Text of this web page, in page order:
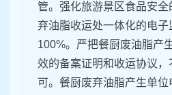
管。强化旅游景区食品安
弃油脂收运处一体化的电子
100%。严把餐厨废油脂产
效的备案证明和收运协议
可。餐厨废弃油脂产生单